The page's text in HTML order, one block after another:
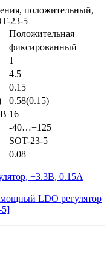
положительный,
23-5
Положительная
фиксированный
1
4.5
0.15
0.58(0.15)
16
-40…+125
SOT-23-5
0.08
+3.3В, 0.15А
LDO регулятор
5]